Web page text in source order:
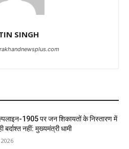
SINGH
1905 पर जन शिकायतों के निस्तारण में
बर्दाश्त नहीं: मुख्यमंत्री धामी